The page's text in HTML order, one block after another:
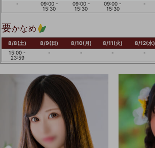
-
09:00 -
15:30
09:00 -
15:30
09:00 -
15:30
-
要かなめ
8/8(土)
15:00 -
23:59
8/9(日)
-
8/10(月)
-
8/11(火)
-
8/12(水)
-